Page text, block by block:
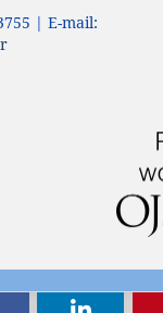
| E-mail: